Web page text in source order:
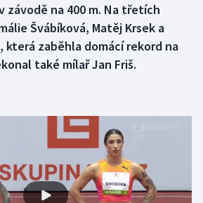
závodě na 400 m. Na třetích
Švábíková, Matěj Krsek a
která zaběhla domácí rekord na
také mílař Jan Friš.